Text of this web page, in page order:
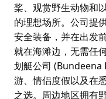
桨、观赏野生动物和
的理想场所。公司提
安全装备，并在出发
就在海滩边，无需任
划艇公司 (Bundeena
游、情侣度假以及在
之选。周边地区拥有